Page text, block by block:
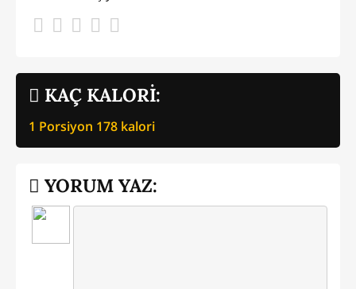
KAÇ KALORİ:
1 Porsiyon 178 kalori
YORUM YAZ: